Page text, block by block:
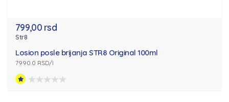
799,00 rsd
Str8
Losion posle brijanja STR8 Original 100ml
7990.0 RSD/l